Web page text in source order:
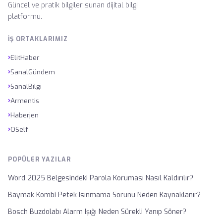
Güncel ve pratik bilgiler sunan dijital bilgi
platformu.
İŞ ORTAKLARIMIZ
›ElitHaber
›SanalGündem
›SanalBilgi
›Armentis
›Haberjen
›OSelf
POPÜLER YAZILAR
Word 2025 Belgesindeki Parola Koruması Nasıl Kaldırılır?
Baymak Kombi Petek Isınmama Sorunu Neden Kaynaklanır?
Bosch Buzdolabı Alarm Işığı Neden Sürekli Yanıp Söner?